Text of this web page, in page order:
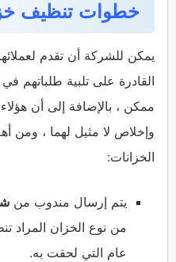
خطوات تنظيف
يمكن للشركة أن تقدم
القادرة على تلبية
ممكن ، بالإضافة إلى أن
وإخلاص لا مثيل لهما ، ومن
الخزانات:
يتم إرسال مندوب من
من نوع الخزان المراد
عام التي لحقت به.